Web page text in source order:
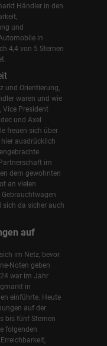
Händler in den
und
in
4,4 von 5 Sternen
und Orientierung,
waren und wie
Vice President
und Axel
freuen sich über
ausdrücklich
im
dem gewohnten
an vielen
sich da sicher auch
auf
im Netz, bevor
Noten geben
war im Jahr
in
einführte. Heute
auf der
bis fünf Sternen
folgenden